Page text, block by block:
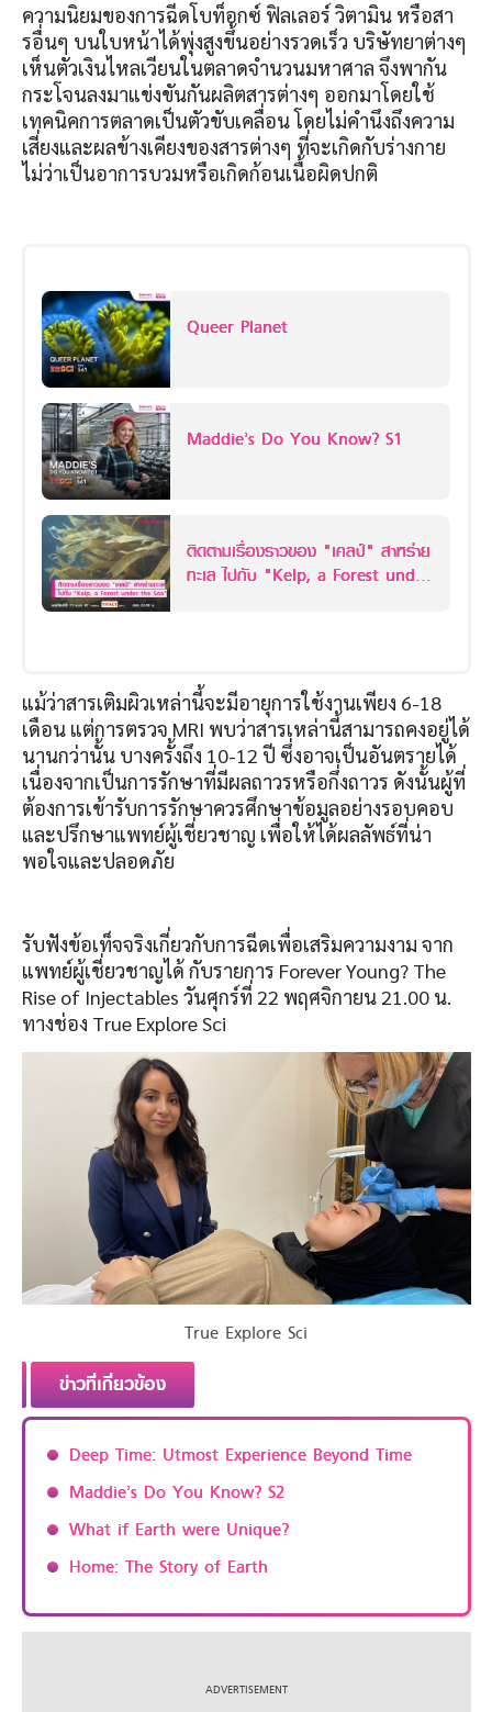
ความนิยมของการฉีดโบท็อกซ์ ฟิลเลอร์ วิตามิน หรือสา
รอื่นๆ บนใบหน้าได้พุ่งสูงขึ้นอย่างรวดเร็ว บริษัทยาต่างๆ
เห็นตัวเงินไหลเวียนในตลาดจำนวนมหาศาล จึงพากัน
กระโจนลงมาแข่งขันกันผลิตสารต่างๆ ออกมาโดยใช้
เทคนิคการตลาดเป็นตัวขับเคลื่อน โดยไม่คำนึงถึงความ
เสี่ยงและผลข้างเคียงของสารต่างๆ ที่จะเกิดกับร่างกาย
ไม่ว่าเป็นอาการบวมหรือเกิดก้อนเนื้อผิดปกติ
Queer Planet
Maddie’s Do You Know? S1
ติดตามเรื่องราวของ "เคลป์" สาหร่าย
ทะเล ไปกับ "Kelp, a Forest under
แม้ว่าสารเติมผิวเหล่านี้จะมีอายุการใช้งานเพียง 6-18
เดือน แต่การตรวจ MRI พบว่าสารเหล่านี้สามารถคงอยู่ได้
นานกว่านั้น บางครั้งถึง 10-12 ปี ซึ่งอาจเป็นอันตรายได้
เนื่องจากเป็นการรักษาที่มีผลถาวรหรือกึ่งถาวร ดังนั้นผู้ที่
ต้องการเข้ารับการรักษาควรศึกษาข้อมูลอย่างรอบคอบ
และปรึกษาแพทย์ผู้เชี่ยวชาญ เพื่อให้ได้ผลลัพธ์ที่น่า
พอใจและปลอดภัย
รับฟังข้อเท็จจริงเกี่ยวกับการฉีดเพื่อเสริมความงาม จาก
แพทย์ผู้เชี่ยวชาญได้ กับรายการ Forever Young? The
Rise of Injectables วันศุกร์ที่ 22 พฤศจิกายน 21.00 น.
ทางช่อง True Explore Sci
True Explore Sci
ข่าวที่เกี่ยวข้อง
Deep Time: Utmost Experience Beyond Time
Maddie’s Do You Know? S2
What if Earth were Unique?
Home: The Story of Earth